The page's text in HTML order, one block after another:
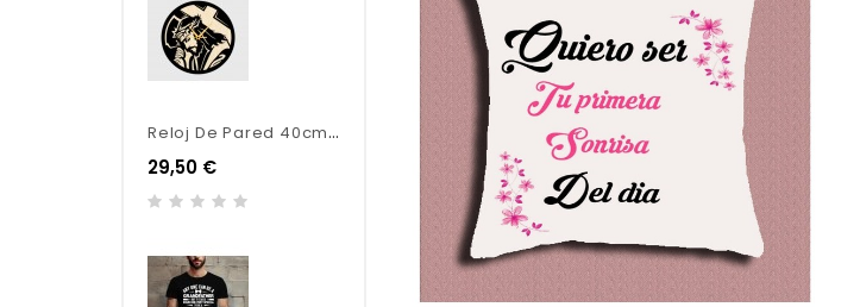
R
Eloj De Pared 40cm Combinación De Madera
29,50 €